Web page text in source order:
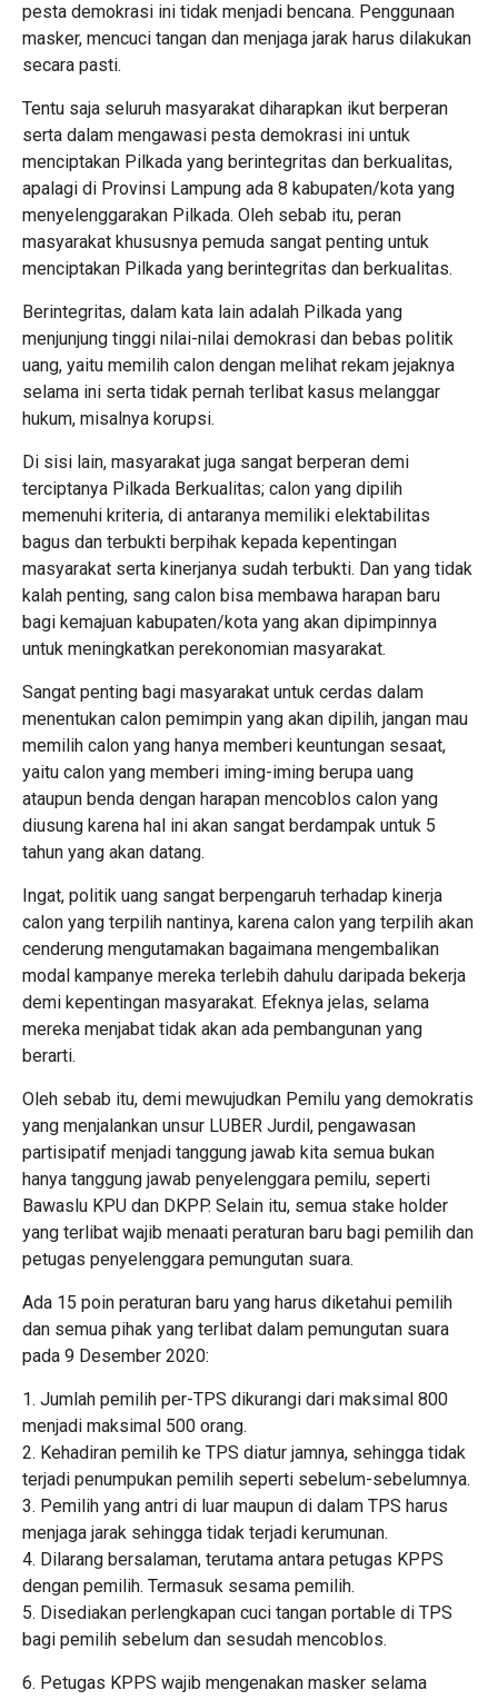
pesta demokrasi ini tidak menjadi bencana. Penggunaan
masker, mencuci tangan dan menjaga jarak harus dilakukan
secara pasti.
Tentu saja seluruh masyarakat diharapkan ikut berperan
serta dalam mengawasi pesta demokrasi ini untuk
menciptakan Pilkada yang berintegritas dan berkualitas,
apalagi di Provinsi Lampung ada 8 kabupaten/kota yang
menyelenggarakan Pilkada. Oleh sebab itu, peran
masyarakat khususnya pemuda sangat penting untuk
menciptakan Pilkada yang berintegritas dan berkualitas.
Berintegritas, dalam kata lain adalah Pilkada yang
menjunjung tinggi nilai-nilai demokrasi dan bebas politik
uang, yaitu memilih calon dengan melihat rekam jejaknya
selama ini serta tidak pernah terlibat kasus melanggar
hukum, misalnya korupsi.
Di sisi lain, masyarakat juga sangat berperan demi
terciptanya Pilkada Berkualitas; calon yang dipilih
memenuhi kriteria, di antaranya memiliki elektabilitas
bagus dan terbukti berpihak kepada kepentingan
masyarakat serta kinerjanya sudah terbukti. Dan yang tidak
kalah penting, sang calon bisa membawa harapan baru
bagi kemajuan kabupaten/kota yang akan dipimpinnya
untuk meningkatkan perekonomian masyarakat.
Sangat penting bagi masyarakat untuk cerdas dalam
menentukan calon pemimpin yang akan dipilih, jangan mau
memilih calon yang hanya memberi keuntungan sesaat,
yaitu calon yang memberi iming-iming berupa uang
ataupun benda dengan harapan mencoblos calon yang
diusung karena hal ini akan sangat berdampak untuk 5
tahun yang akan datang.
Ingat, politik uang sangat berpengaruh terhadap kinerja
calon yang terpilih nantinya, karena calon yang terpilih akan
cenderung mengutamakan bagaimana mengembalikan
modal kampanye mereka terlebih dahulu daripada bekerja
demi kepentingan masyarakat. Efeknya jelas, selama
mereka menjabat tidak akan ada pembangunan yang
berarti.
Oleh sebab itu, demi mewujudkan Pemilu yang demokratis
yang menjalankan unsur LUBER Jurdil, pengawasan
partisipatif menjadi tanggung jawab kita semua bukan
hanya tanggung jawab penyelenggara pemilu, seperti
Bawaslu KPU dan DKPP. Selain itu, semua stake holder
yang terlibat wajib menaati peraturan baru bagi pemilih dan
petugas penyelenggara pemungutan suara.
Ada 15 poin peraturan baru yang harus diketahui pemilih
dan semua pihak yang terlibat dalam pemungutan suara
pada 9 Desember 2020:
1. Jumlah pemilih per-TPS dikurangi dari maksimal 800
menjadi maksimal 500 orang.
2. Kehadiran pemilih ke TPS diatur jamnya, sehingga tidak
terjadi penumpukan pemilih seperti sebelum-sebelumnya.
3. Pemilih yang antri di luar maupun di dalam TPS harus
menjaga jarak sehingga tidak terjadi kerumunan.
4. Dilarang bersalaman, terutama antara petugas KPPS
dengan pemilih. Termasuk sesama pemilih.
5. Disediakan perlengkapan cuci tangan portable di TPS
bagi pemilih sebelum dan sesudah mencoblos.
6. Petugas KPPS wajib mengenakan masker selama